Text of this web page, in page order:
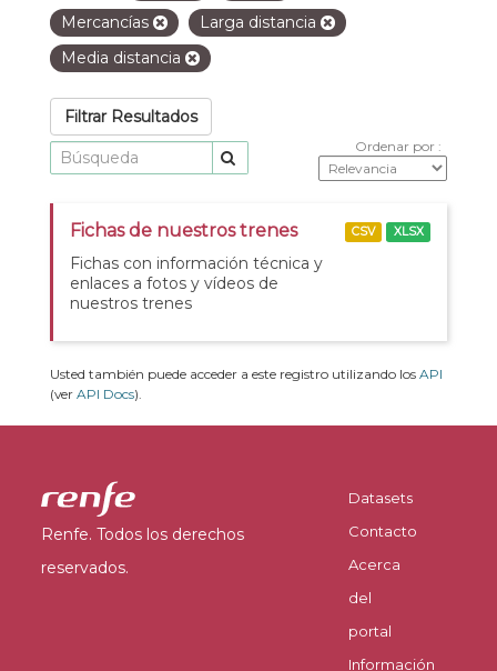
Mercancías
Larga distancia
Media distancia
Filtrar Resultados
Ordenar por
Fichas de nuestros trenes
Fichas con información técnica y
enlaces a fotos y vídeos de
nuestros trenes
CSV XLSX
Usted también puede acceder a este registro utilizando los API
(ver API Docs).
Renfe. Todos los derechos
reservados.
Datasets
Contacto
Acerca
del
portal
Información